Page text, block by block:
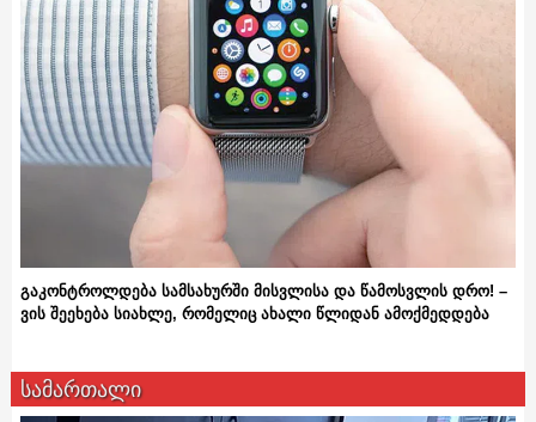
გაკონტროლდება სამსახურში მისვლისა და წამოსვლის დრო! –
ვის შეეხება სიახლე, რომელიც ახალი წლიდან ამოქმედდება
სამართალი